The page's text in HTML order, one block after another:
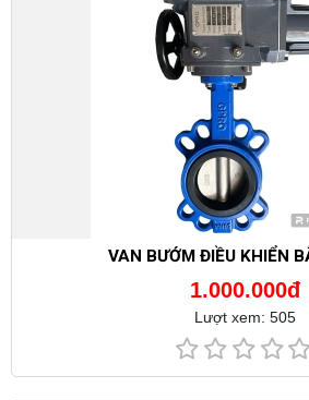
VAN BƯỚM ĐIỀU KHIỂN
1.000.000đ
Lượt xem: 505